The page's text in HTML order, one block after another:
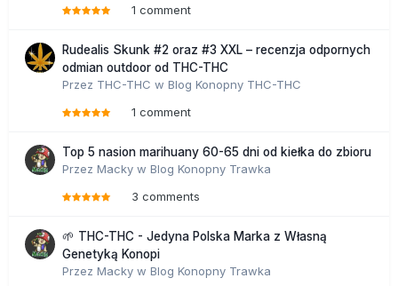
1 comment
Rudealis Skunk #2 oraz #3 XXL – recenzja odpornych
odmian outdoor od THC-THC
Przez THC-THC w Blog Konopny THC-THC
1 comment
Top 5 nasion marihuany 60-65 dni od kiełka do zbioru
Przez Macky w Blog Konopny Trawka
3 comments
🌱 THC-THC - Jedyna Polska Marka z Własną
Genetyką Konopi
Przez Macky w Blog Konopny Trawka